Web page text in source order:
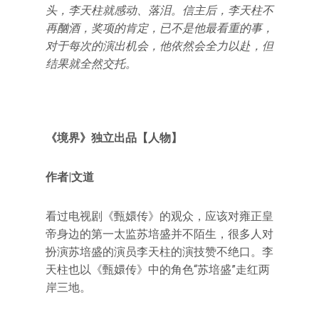
头，李天柱就感动、落泪。信主后，李天柱不
再酗酒，奖项的肯定，已不是他最看重的事，
对于每次的演出机会，他依然会全力以赴，但
结果就全然交托。
《境界》独立出品【人物】
作者|文道
看过电视剧《甄嬛传》的观众，应该对雍正皇
帝身边的第一太监苏培盛并不陌生，很多人对
扮演苏培盛的演员李天柱的演技赞不绝口。李
天柱也以《甄嬛传》中的角色“苏培盛”走红两
岸三地。